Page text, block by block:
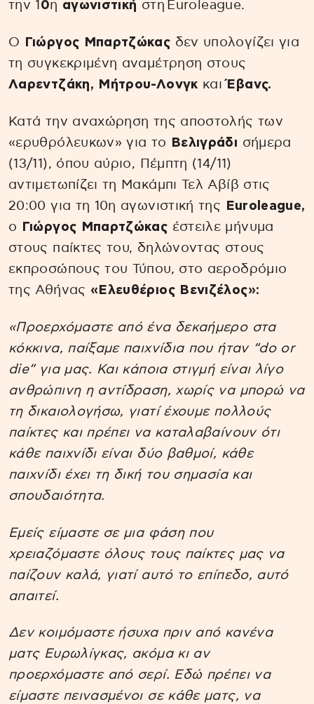
την 1 0η αγωνιστική στη Euroleague.
Ο Γιώργος Μπαρτζώκας δεν υπολογίζει για
τη συγκεκριμένη αναμέτρηση στους
Λαρεντζάκη, Μήτρου-Λονγκ και Έβανς.
Κατά την αναχώρηση της αποστολής των
«ερυθρόλευκων» για το
Βελιγράδι σήμερα
(13/11), όπου αύριο, Πέμπτη (14/11)
αντιμετωπίζει τη Μακάμπι Τελ Αβίβ στις
20:00 για τη 10η αγωνιστική της
Euroleague,
ο
Γιώργος Μπαρτζώκας έστειλε μήνυμα
στους παίκτες του, δηλώνοντας στους
εκπροσώπους του Τύπου, στο αεροδρόμιο
της Αθήνας «Ελευθέριος Βενιζέλος»:
«Προερχόμαστε από ένα δεκαήμερο στα
κόκκινα, παίξαμε παιχνίδια που ήταν “do or
die” για μας. Και κάποια στιγμή είναι λίγο
ανθρώπινη η αντίδραση, χωρίς να μπορώ να
τη δικαιολογήσω, γιατί έχουμε πολλούς
παίκτες και πρέπει να καταλαβαίνουν ότι
κάθε παιχνίδι είναι δύο βαθμοί, κάθε
παιχνίδι έχει τη δική του σημασία και
σπουδαιότητα.
Εμείς είμαστε σε μια φάση που
χρειαζόμαστε όλους τους παίκτες μας να
παίζουν καλά, γιατί αυτό το επίπεδο, αυτό
απαιτεί.
Δεν κοιμόμαστε ήσυχα πριν από κανένα
ματς Ευρωλίγκας, ακόμα κι αν
προερχόμαστε από σερί. Εδώ πρέπει να
είμαστε πεινασμένοι σε κάθε ματς, να